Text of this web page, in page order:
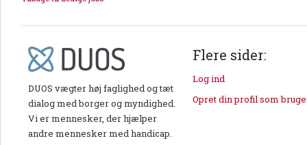
DUOS vægter høj faglighed og tæt
dialog med borger og myndighed.
Vi er mennesker, der hjælper
andre mennesker med handicap.
Flere sider:
Log ind
Opret din profil som